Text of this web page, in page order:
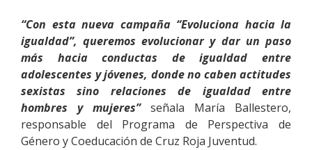
“Con esta nueva campaña “Evoluciona hacia la
igualdad”, queremos evolucionar y dar un paso
más hacia conductas de igualdad entre
adolescentes y jóvenes, donde no caben actitudes
sexistas sino relaciones de igualdad entre
hombres y mujeres”señala María Ballestero,
responsable del Programa de Perspectiva de
Género y Coeducación de Cruz Roja Juventud.